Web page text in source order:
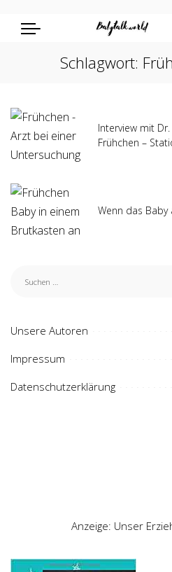
Schlagwort:
Interview mit
Frühchen –
Wenn das Baby
Unsere Autoren
Impressum
Datenschutzerklärung
Anzeige: Unser